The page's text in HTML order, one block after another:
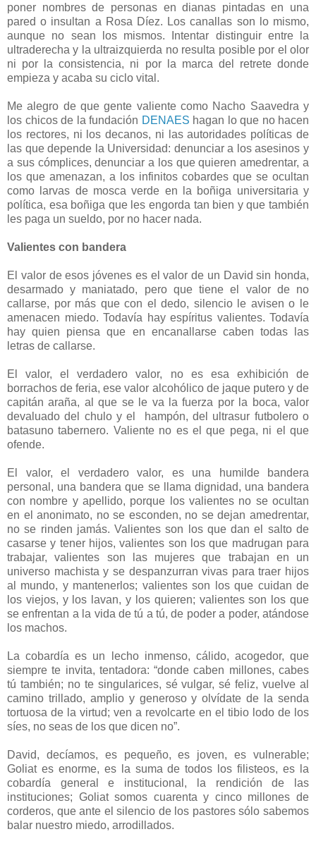
poner nombres de personas en dianas pintadas en una
pared o insultan a Rosa Díez. Los canallas son lo mismo,
aunque no sean los mismos. Intentar distinguir entre la
ultraderecha y la ultraizquierda no resulta posible por el olor
ni por la consistencia, ni por la marca del retrete donde
empieza y acaba su ciclo vital.
Me alegro de que gente valiente como Nacho Saavedra y
los chicos de la fundación DENAES hagan lo que no hacen
los rectores, ni los decanos, ni las autoridades políticas de
las que depende la Universidad: denunciar a los asesinos y
a sus cómplices, denunciar a los que quieren amedrentar, a
los que amenazan, a los infinitos cobardes que se ocultan
como larvas de mosca verde en la boñiga universitaria y
política, esa boñiga que les engorda tan bien y que también
les paga un sueldo, por no hacer nada.
Valientes con bandera
El valor de esos jóvenes es el valor de un David sin honda,
desarmado y maniatado, pero que tiene el valor de no
callarse, por más que con el dedo, silencio le avisen o le
amenacen miedo. Todavía hay espíritus valientes. Todavía
hay quien piensa que en encanallarse caben todas las
letras de callarse.
El valor, el verdadero valor, no es esa exhibición de
borrachos de feria, ese valor alcohólico de jaque putero y de
capitán araña, al que se le va la fuerza por la boca, valor
devaluado del chulo y el hampón, del ultrasur futbolero o
batasuno tabernero. Valiente no es el que pega, ni el que
ofende.
El valor, el verdadero valor, es una humilde bandera
personal, una bandera que se llama dignidad, una bandera
con nombre y apellido, porque los valientes no se ocultan
en el anonimato, no se esconden, no se dejan amedrentar,
no se rinden jamás. Valientes son los que dan el salto de
casarse y tener hijos, valientes son los que madrugan para
trabajar, valientes son las mujeres que trabajan en un
universo machista y se despanzurran vivas para traer hijos
al mundo, y mantenerlos; valientes son los que cuidan de
los viejos, y los lavan, y los quieren; valientes son los que
se enfrentan a la vida de tú a tú, de poder a poder, atándose
los machos.
La cobardía es un lecho inmenso, cálido, acogedor, que
siempre te invita, tentadora: “donde caben millones, cabes
tú también; no te singularices, sé vulgar, sé feliz, vuelve al
camino trillado, amplio y generoso y olvídate de la senda
tortuosa de la virtud; ven a revolcarte en el tibio lodo de los
síes, no seas de los que dicen no”.
David, decíamos, es pequeño, es joven, es vulnerable;
Goliat es enorme, es la suma de todos los filisteos, es la
cobardía general e institucional, la rendición de las
instituciones; Goliat somos cuarenta y cinco millones de
corderos, que ante el silencio de los pastores sólo sabemos
balar nuestro miedo, arrodillados.